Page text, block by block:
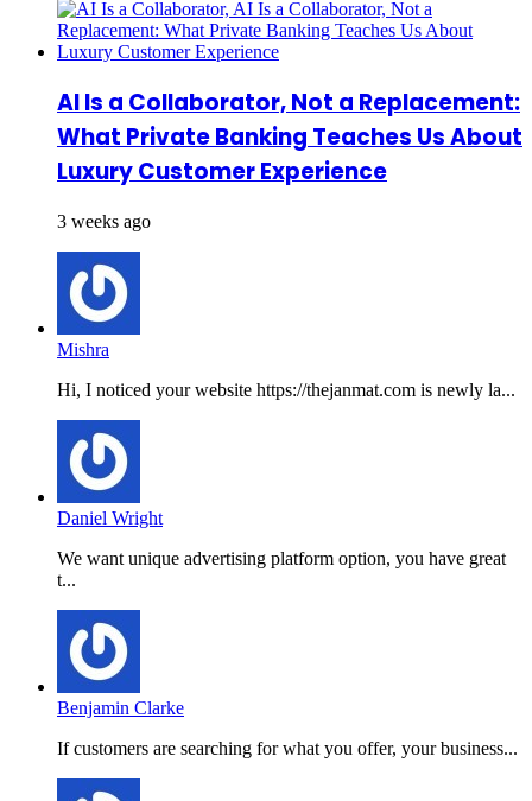
AI Is a Collaborator, Not a Replacement:
What Private Banking Teaches Us About
Luxury Customer Experience
3 weeks ago
Mishra
Hi, I noticed your website https://thejanmat.com is newly la...
Daniel Wright
We want unique advertising platform option, you have great
t...
Benjamin Clarke
If customers are searching for what you offer, your business...